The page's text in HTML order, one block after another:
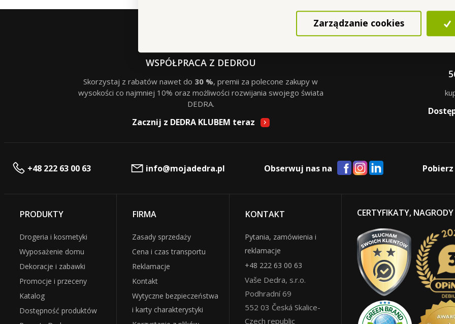
Zarządzanie cookies
WSPÓŁPRACA Z DEDROU
Skorzystaj z rabatów nawet do 30 %, premii za polecone zakupy w
wysokości co najmniej 10% oraz możliwości rozwijania swojego świata
DEDRA.
Zacznij z DEDRA KLUBEM teraz
+48 222 63 00 63 info@mojadedra.pl Obserwuj nas na
PRODUKTY
Drogeria i kosmetyki
Wyposażenie domu
Dekoracje i zabawki
Promocje i przeceny
Katalog
Dostępność produktów
FIRMA
Zasady sprzedaży
Cena i czas transportu
Reklamacje
Kontakt
Wytyczne bezpieczeństwa
i karty charakterystyki
KONTAKT
Pytania, zamówienia i
reklamacje
+48 222 63 00 63
Vaše Dedra, s.r.o.
Podhradní 69
552 03 Česká Skalice-
Czech republic
CERTYFIKATY,